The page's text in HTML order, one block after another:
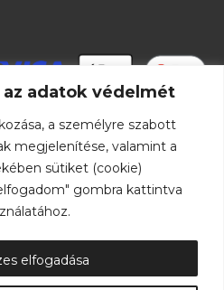
adatok védelmét
a személyre szabott
megjelenítése, valamint a
sütiket (cookie)
gombra kattintva
elfogadása